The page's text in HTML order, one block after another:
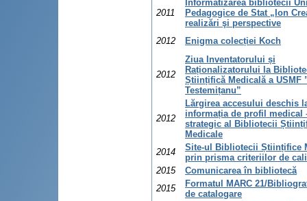
2011
Informatizarea bibliotecii
Pedagogice de Stat „Ion
realizări şi perspective
2012
Enigma colecției Koch
2012
Ziua Inventatorului și
Raționalizatorului la
Științifică Medicală a USMF
Testemițanu”
2012
Lărgirea accesului deschis
informația de profil medical
strategic al Bibliotecii
Medicale
2014
Site-ul Bibliotecii Științifice
prin prisma criteriilor de
2015
Comunicarea în bibliotecă
2015
Formatul MARC 21/
de catalogare